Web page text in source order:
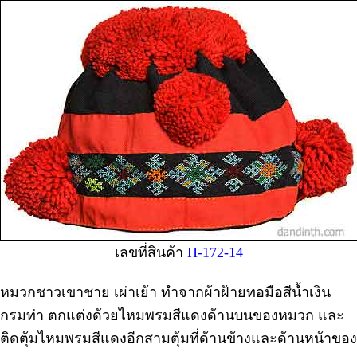
เลขที่สินค้า H-172-14
หมวกชาวเขาชาย เผ่าเย้า ทำจากผ้าฝ้ายทอมือสีน้ำเงิน
กรมท่า ตกแต่งด้วยไหมพรมสีแดงด้านบนของหมวก และ
ติดตุ้มไหมพรมสีแดงอีกสามตุ้มที่ด้านข้างและด้านหน้าของ